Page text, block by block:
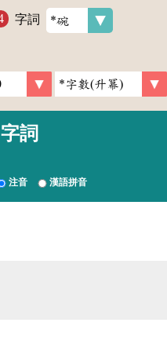
字詞
字詞
注音 漢語拼音